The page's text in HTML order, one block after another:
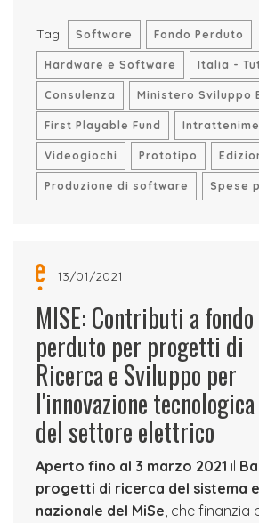
Tag: Software Fondo Perduto
Hardware e Software Italia -
Consulenza Ministero Sviluppo
First Playable Fund
Videogiochi Prototipo
Produzione di software Spese
13/01/2021
MISE: Contributi a fondo
perduto per progetti di
Ricerca e Sviluppo per
l'innovazione tecnologica
del settore elettrico
Aperto fino al 3 marzo 2021 il
progetti di ricerca del sistema
nazionale del MiSe, che finanzia